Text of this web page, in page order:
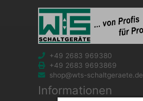
+49 2683 969380
+49 2683 9693869
shop@wts-schaltgeraete.de
Informationen